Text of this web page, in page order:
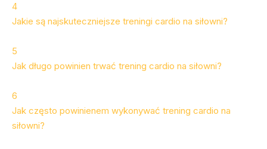
4
Jakie są najskuteczniejsze treningi cardio na siłowni?
5
Jak długo powinien trwać trening cardio na siłowni?
6
Jak często powinienem wykonywać trening cardio na
siłowni?